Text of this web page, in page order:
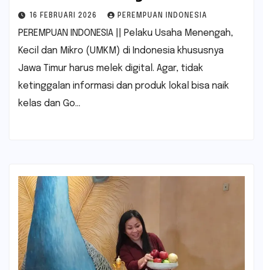
16 FEBRUARI 2026 PEREMPUAN INDONESIA
PEREMPUAN INDONESIA || Pelaku Usaha Menengah,
Kecil dan Mikro (UMKM) di Indonesia khususnya
Jawa Timur harus melek digital. Agar, tidak
ketinggalan informasi dan produk lokal bisa naik
kelas dan Go…